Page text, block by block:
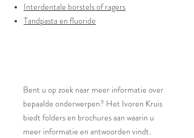
Interdentale borstels of ragers
Tandpasta en fluoride
Bent u op zoek naar meer informatie over
bepaalde onderwerpen? Het Ivoren Kruis
biedt folders en brochures aan waarin u
meer informatie en antwoorden vindt.